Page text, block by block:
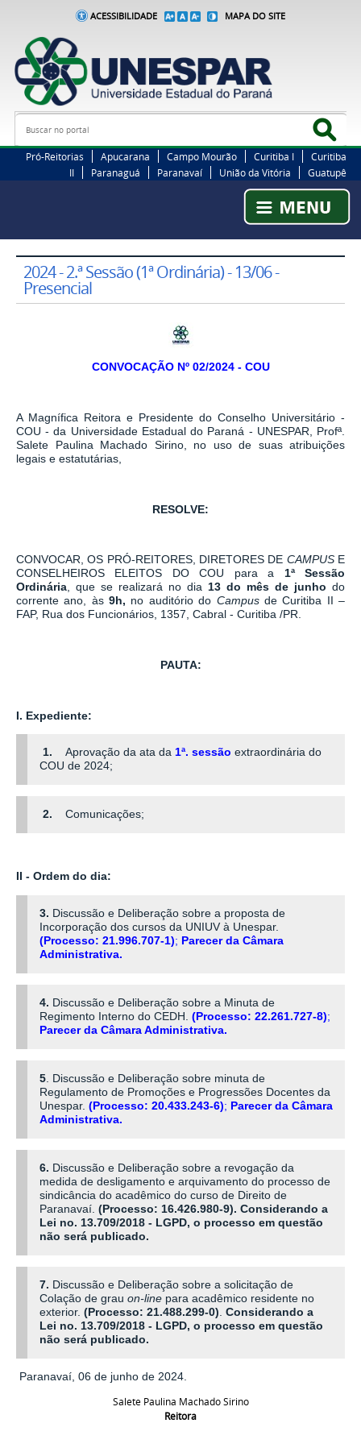
ACESSIBILIDADE MAPA DO SITE
Busca
Pró-Reitorias Apucarana Campo Mourão Curitiba I
Curitiba
II
Paranaguá Paranavaí União da Vitória Guatupê
2024 - 2.ª Sessão (1ª Ordinária) - 13/06 -
Presencial
CONVOCAÇÃO Nº 02/2024 - COU
A Magnífica Reitora e Presidente do Conselho Universitário -
COU - da Universidade Estadual do Paraná - UNESPAR, Profª.
Salete Paulina Machado Sirino, no uso de suas atribuições
legais e estatutárias,
RESOLVE:
CONVOCAR, OS PRÓ-REITORES, DIRETORES DE CAMPUSE
CONSELHEIROS ELEITOS DO COU para a 1ª Sessão
Ordinária, que se realizará no dia 13 do mês de junho do
corrente ano, às9h, no auditório do Campus de Curitiba II –
FAP, Rua dos Funcionários, 1357, Cabral - Curitiba /PR.
PAUTA:
I. Expediente:
1. Aprovação da ata da 1ª. sessão extraordinária do
COU de 2024;
2. Comunicações;
II - Ordem do dia:
3. Discussão e Deliberação sobre a proposta de
Incorporação dos cursos da UNIUV à Unespar.
(Processo: 21.996.707-1); Parecer da Câmara
Administrativa.
4. Discussão e Deliberação sobre a Minuta de
Regimento Interno do CEDH. (Processo: 22.261.727-8);
Parecer da Câmara Administrativa.
5. Discussão e Deliberação sobre minuta de
Regulamento de Promoções e Progressões Docentes da
Unespar. (Processo: 20.433.243-6); Parecer da Câmara
Administrativa.
6. Discussão e Deliberação sobre a revogação da
medida de desligamento e arquivamento do processo de
sindicância do acadêmico do curso de Direito de
Paranavaí. (Processo: 16.426.980-9). Considerando a
Lei no. 13.709/2018 - LGPD, o processo em questão
não será publicado.
7. Discussão e Deliberação sobre a solicitação de
Colação de grau on-linepara acadêmico residente no
exterior. (Processo: 21.488.299-0). Considerando a
Lei no. 13.709/2018 - LGPD, o processo em questão
não será publicado.
Paranavaí, 06 de junho de 2024.
Salete Paulina Machado Sirino
Reitora